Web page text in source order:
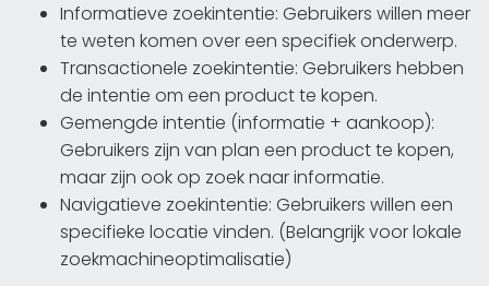
Informatieve zoekintentie: Gebruikers willen meer
te weten komen over een specifiek onderwerp.
Transactionele zoekintentie: Gebruikers hebben
de intentie om een product te kopen.
Gemengde intentie (informatie + aankoop):
Gebruikers zijn van plan een product te kopen,
maar zijn ook op zoek naar informatie.
Navigatieve zoekintentie: Gebruikers willen een
specifieke locatie vinden. (Belangrijk voor lokale
zoekmachineoptimalisatie)